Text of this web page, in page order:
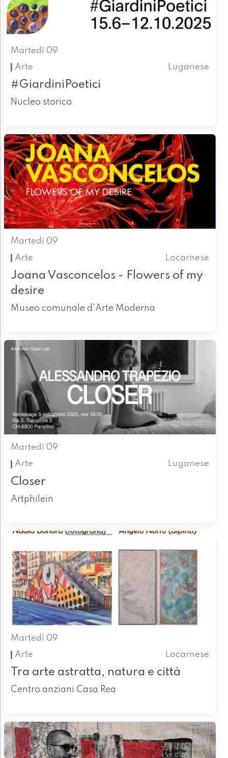
Martedì 09
Arte
Luganese
#GiardiniPoetici
Nucleo storico
Martedì 09
Arte
Locarnese
Joana Vasconcelos - Flowers of my
desire
Museo comunale d'Arte Moderna
Martedì 09
Arte
Luganese
Closer
Artphilein
Martedì 09
Arte
Locarnese
Tra arte astratta, natura e città
Centro anziani Casa Rea